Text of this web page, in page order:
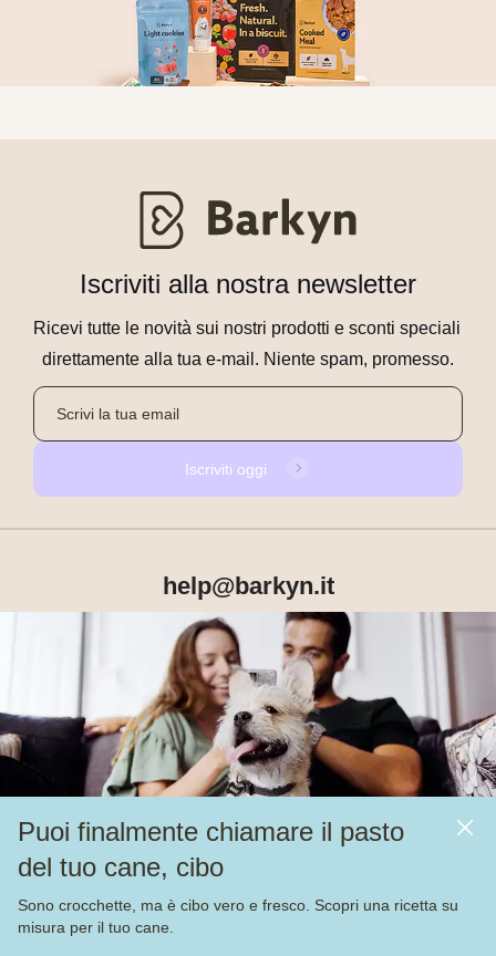
Puoi finalmente chiamare il pasto
del tuo cane, cibo
Sono crocchette, ma è cibo vero e fresco. Scopri una ricetta su
misura per il tuo cane.
Iscriviti alla nostra newsletter
Ricevi tutte le novità sui nostri prodotti e sconti speciali
direttamente alla tua e-mail. Niente spam, promesso.
Iscriviti oggi
help@barkyn.it
Prodotti
Altri link
Alimentazione